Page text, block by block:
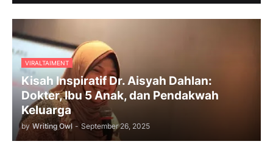
VIRALTAIMENT
Kisah Inspiratif Dr. Aisyah Dahlan:
Dokter, Ibu 5 Anak, dan Pendakwah
Keluarga
by Writing Owl - September 26, 2025